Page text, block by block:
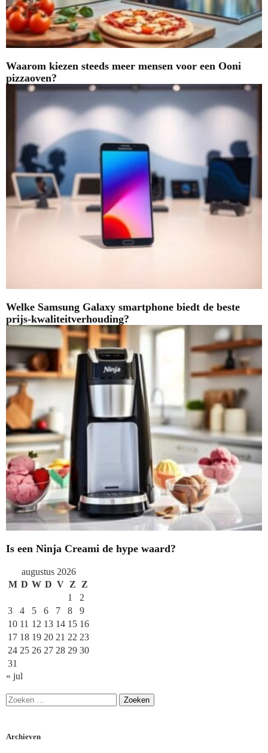
Waarom kiezen steeds meer mensen voor een Ooni
pizzaoven?
Welke Samsung Galaxy smartphone biedt de beste
prijs-kwaliteitverhouding?
Is een Ninja Creami de hype waard?
augustus 2026
M D W D V Z
Z
1
2
3
4 5 6 7 8
9
10 11 12 13 14 15 16
17 18 19 20 21 22 23
24 25 26 27 28 29 30
31
« jul
Archieven